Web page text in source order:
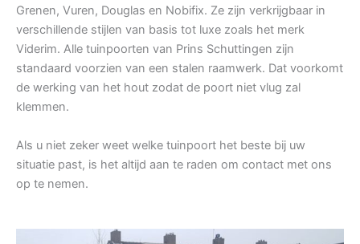
Grenen, Vuren, Douglas en Nobifix. Ze zijn verkrijgbaar in
verschillende stijlen van basis tot luxe zoals het merk
Viderim. Alle tuinpoorten van Prins Schuttingen zijn
standaard voorzien van een stalen raamwerk. Dat voorkomt
de werking van het hout zodat de poort niet vlug zal
klemmen.
Als u niet zeker weet welke tuinpoort het beste bij uw
situatie past, is het altijd aan te raden om contact met ons
op te nemen.